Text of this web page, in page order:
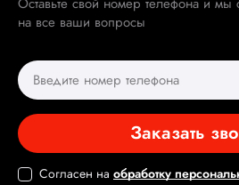
на все ваши вопросы
Заказать
Согласен на обработку